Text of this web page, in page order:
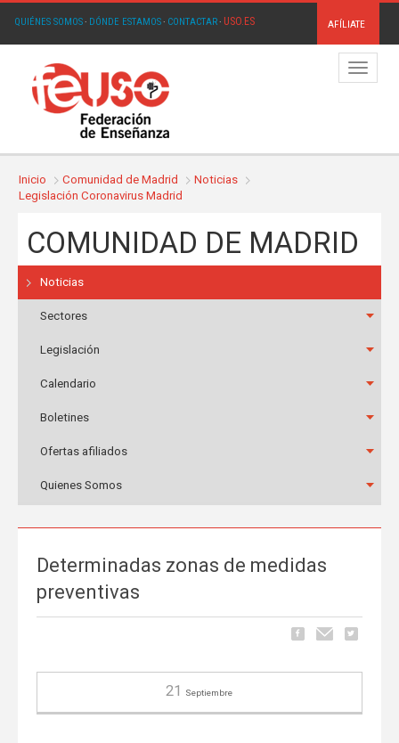
QUIÉNES SOMOS· DÓNDE ESTAMOS· CONTACTAR· USO.ES AFÍLIATE
Menú
Inicio Comunidad de Madrid
Noticias
Legislación Coronavirus Madrid
COMUNIDAD DE MADRID
Noticias
Sectores
Legislación
Calendario
Boletines
Ofertas afiliados
Quienes Somos
Determinadas zonas de medidas
preventivas
21 Septiembre